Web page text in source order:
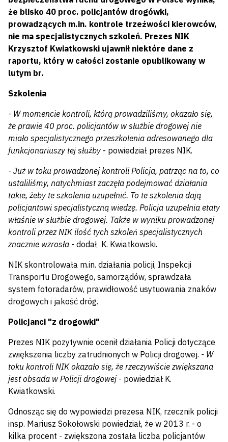
że blisko 40 proc. policjantów drogówki,
prowadzących m.in. kontrole trzeźwości kierowców,
nie ma specjalistycznych szkoleń. Prezes NIK
Krzysztof Kwiatkowski ujawnił niektóre dane z
raportu, który w całości zostanie opublikowany w
lutym br.
Szkolenia
- W momencie kontroli, którą prowadziliśmy, okazało się,
że prawie 40 proc. policjantów w służbie drogowej nie
miało specjalistycznego przeszkolenia adresowanego dla
funkcjonariuszy tej służby - powiedział prezes NIK.
- Już w toku prowadzonej kontroli Policja, patrząc na to, co
ustaliliśmy, natychmiast zaczęła podejmować działania
takie, żeby te szkolenia uzupełnić. To te szkolenia dają
policjantowi specjalistyczną wiedzę. Policja uzupełnia etaty
właśnie w służbie drogowej. Także w wyniku prowadzonej
kontroli przez NIK ilość tych szkoleń specjalistycznych
znacznie wzrosła - dodał K. Kwiatkowski.
NIK skontrolowała m.in. działania policji, Inspekcji
Transportu Drogowego, samorządów, sprawdzała
system fotoradarów, prawidłowość usytuowania znaków
drogowych i jakość dróg.
Policjanci "z drogowki"
Prezes NIK pozytywnie ocenił działania Policji dotyczące
zwiększenia liczby zatrudnionych w Policji drogowej. - W
toku kontroli NIK okazało się, że rzeczywiście zwiększana
jest obsada w Policji drogowej- powiedział K.
Kwiatkowski.
Odnosząc się do wypowiedzi prezesa NIK, rzecznik policji
insp. Mariusz Sokołowski powiedział, że w 2013 r. - o
kilka procent - zwiększona została liczba policjantów